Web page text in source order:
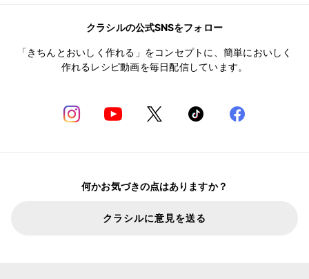
クラシルの公式SNSをフォロー
「きちんとおいしく作れる」をコンセプトに、簡単においしく
作れるレシピ動画を毎日配信しています。
何かお気づきの点はありますか？
クラシルに意見を送る